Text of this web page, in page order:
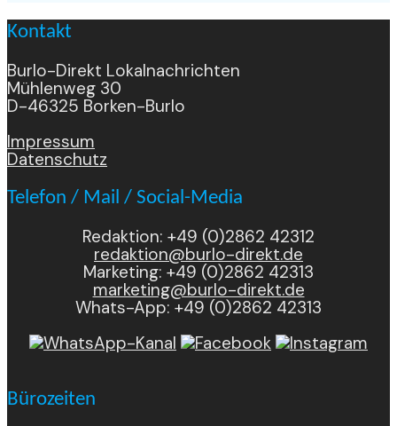
Kontakt
Burlo-Direkt Lokalnachrichten
Mühlenweg 30
D-46325 Borken-Burlo
Impressum
Datenschutz
Telefon / Mail / Social-Media
Redaktion: +49 (0)2862 42312
redaktion@burlo-direkt.de
Marketing: +49 (0)2862 42313
marketing@burlo-direkt.de
Whats-App: +49 (0)2862 42313
Bürozeiten